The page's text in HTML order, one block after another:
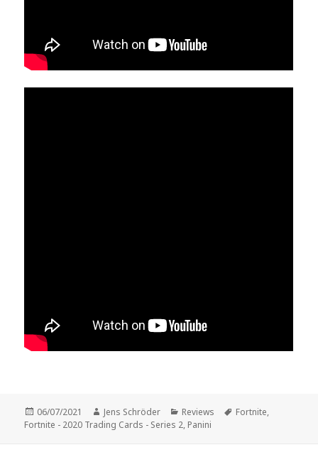
Veröffentlicht
am
06/07/2021 Autor
Jens Schröder Kategorien
Reviews Schlagwörter
Fortnite,
Fortnite - 2020 Trading Cards - Series 2, Panini